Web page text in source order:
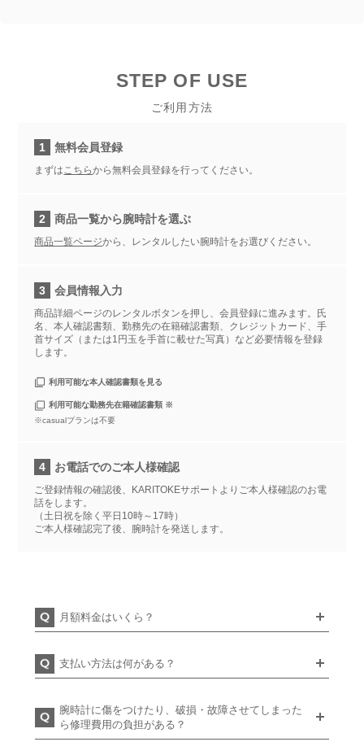
STEP OF USE
ご利用方法
1 無料会員登録
まずは こちらから無料会員登録を行ってください。
2 商品一覧から腕時計を選ぶ
商品一覧ページから、レンタルしたい腕時計をお選びください。
3 会員情報入力
商品詳細ページのレンタルボタンを押し、会員登録に進みます。氏
名、本人確認書類、勤務先の在籍確認書類、クレジットカード、手
首サイズ（または1円玉を手首に載せた写真）など必要情報を登録
します。
利用可能な本人確認書類を見る
利用可能な勤務先在籍確認書類 ※
※casualプランは不要
4 お電話でのご本人様確認
ご登録情報の確認後、KARITOKEサポートよりご本人様確認のお電
話をします。
（土日祝を除く平日10時～17時）
ご本人様確認完了後、腕時計を発送します。
月額料金はいくら？
支払い方法は何がある？
腕時計に傷をつけたり、破損・故障させてしまった
ら修理費用の負担がある？